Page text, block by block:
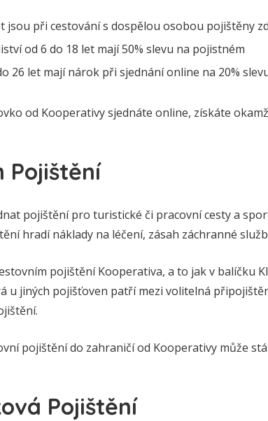
jsou při cestování s dospělou osobou pojištěny
od 6 do 18 let mají 50% slevu na pojistném
26 let mají nárok při sjednání online na 20%
od Kooperativy sjednáte online, získáte
Pojištění
pojištění pro turistické či pracovní cesty a
hradí náklady na léčení, zásah záchranné
pojištění Kooperativa, a to jak v balíčku
u jiných pojišťoven patří mezi volitelná
pojištění do zahraničí od Kooperativy může
Pojištění